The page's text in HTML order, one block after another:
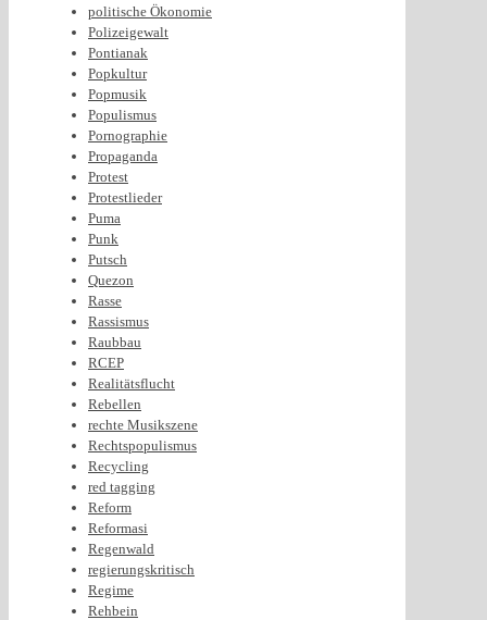
politische Ökonomie
Polizeigewalt
Pontianak
Popkultur
Popmusik
Populismus
Pornographie
Propaganda
Protest
Protestlieder
Puma
Punk
Putsch
Quezon
Rasse
Rassismus
Raubbau
RCEP
Realitätsflucht
Rebellen
rechte Musikszene
Rechtspopulismus
Recycling
red tagging
Reform
Reformasi
Regenwald
regierungskritisch
Regime
Rehbein